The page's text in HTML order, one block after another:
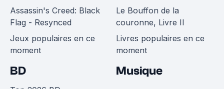
Assassin's Creed: Black
Flag - Resynced
Jeux populaires en ce
moment
Le Bouffon de la
couronne, Livre II
Livres populaires en ce
moment
BD Musique